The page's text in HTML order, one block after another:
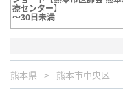
療センター】
～30日未満
熊本県 熊本市中央区